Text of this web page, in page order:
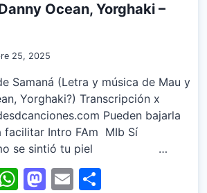
Ocean, Yorghaki –
25, 2025
Samaná (Letra y música de Mau y
Yorghaki?) Transcripción x
Pueden bajarla
facilitar Intro FAm MIb Sí
se sintió tu piel …
WhatsApp
Mastodon
Email